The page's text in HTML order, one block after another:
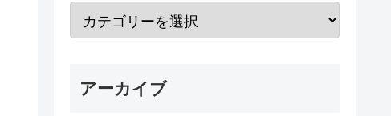
アーカイブ